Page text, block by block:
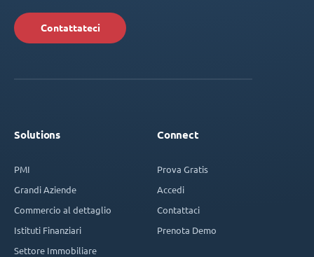
Contattateci
Solutions
PMI
Grandi Aziende
Commercio al dettaglio
Istituti Finanziari
Settore Immobiliare
Connect
Prova Gratis
Accedi
Contattaci
Prenota Demo